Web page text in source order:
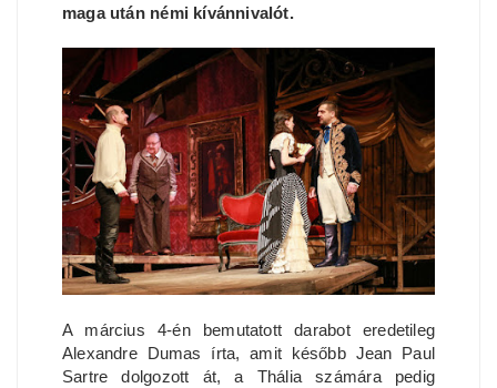
maga után némi kívánnivalót.
A március 4-én bemutatott darabot eredetileg
Alexandre Dumas írta, amit később Jean Paul
Sartre dolgozott át, a Thália számára pedig